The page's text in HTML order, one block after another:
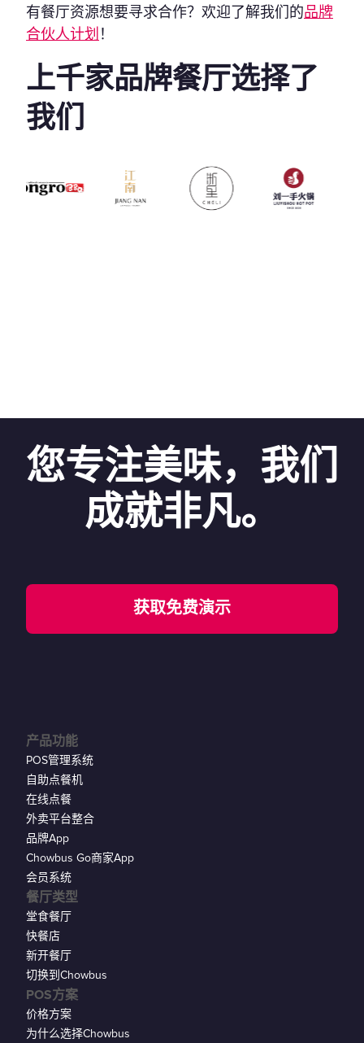
有餐厅资源想要寻求合作？欢迎了解我们的品牌
合伙人计划 ！
上千家品牌餐厅选择了
我们
您专注美味，我们
成就非凡。
获取免费演示
产品功能
POS管理系统
自助点餐机
在线点餐
外卖平台整合
品牌App
Chowbus Go商家App
会员系统
餐厅类型
堂食餐厅
快餐店
新开餐厅
切换到Chowbus
POS方案
价格方案
为什么选择Chowbus